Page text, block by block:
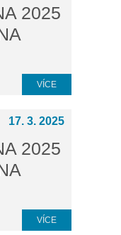
2025
VÍCE
17. 3. 2025
2025
VÍCE